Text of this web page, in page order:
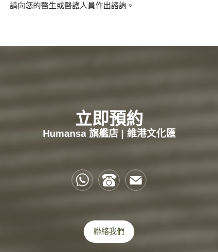
請向您的醫生或醫護人員作出諮詢。
立即預約
Humansa 旗艦店 | 維港文化匯
聯絡我們